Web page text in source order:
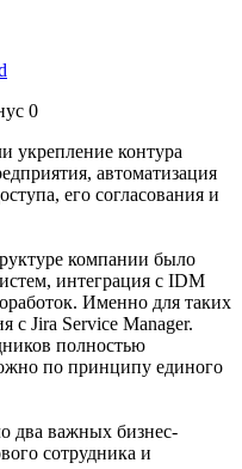
0
укрепление контура
автоматизация
его согласования и
компании было
интеграция с IDM
Именно для таких
с Jira Service Manager.
полностью
по принципу единого
два важных бизнес-
сотрудника и